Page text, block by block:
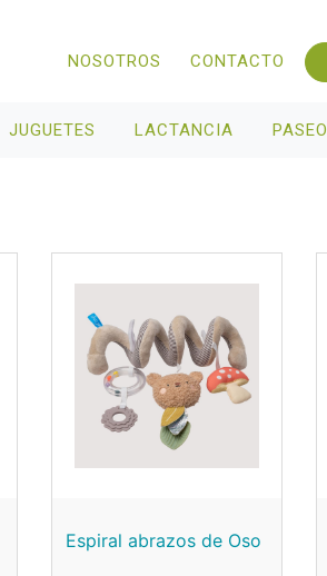
NOSOTROS CONTACTO
JUGUETES LACTANCIA PASEO
Espiral abrazos de Oso